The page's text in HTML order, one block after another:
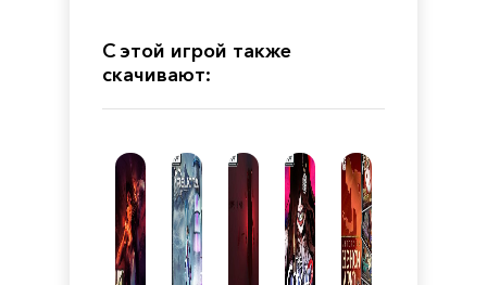
С этой игрой также
скачивают: